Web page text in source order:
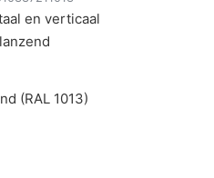
en verticaal
(RAL 1013)